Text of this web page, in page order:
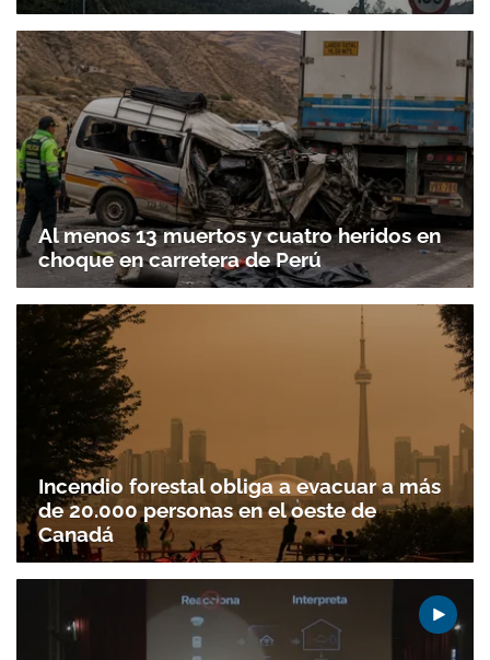
Al menos 13 muertos y cuatro heridos en
choque en carretera de Perú
Incendio forestal obliga a evacuar a más
de 20.000 personas en el oeste de
Canadá